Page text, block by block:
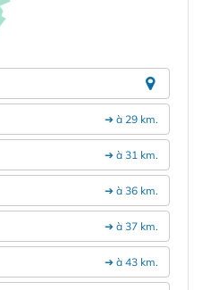
➔ à 29 km.
➔ à 31 km.
➔ à 36 km.
➔ à 37 km.
➔ à 43 km.